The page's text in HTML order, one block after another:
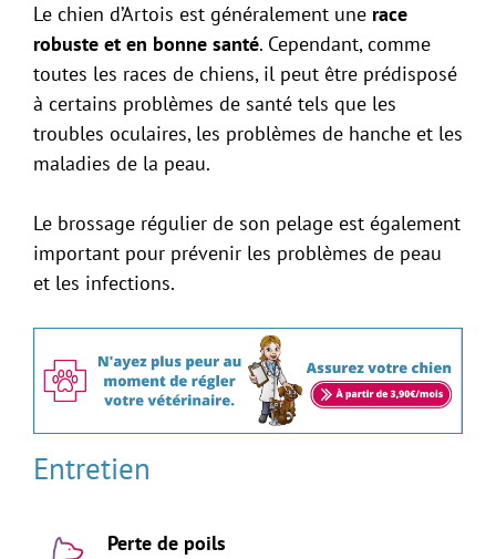
Le chien d’Artois est généralement une race
robuste et en bonne santé. Cependant, comme
toutes les races de chiens, il peut être prédisposé
à certains problèmes de santé tels que les
troubles oculaires, les problèmes de hanche et les
maladies de la peau.
Le brossage régulier de son pelage est également
important pour prévenir les problèmes de peau
et les infections.
Entretien
Perte de poils